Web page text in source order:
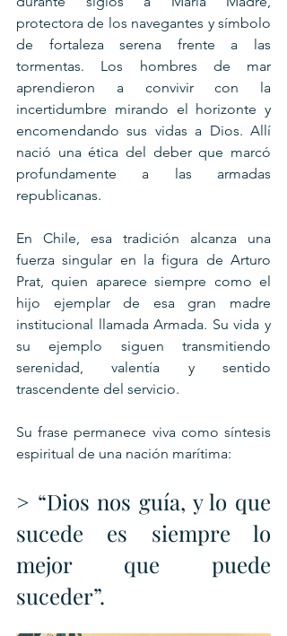
protectora de los navegantes y símbolo
de fortaleza serena frente a las
tormentas. Los hombres de mar
aprendieron a convivir con la
incertidumbre mirando el horizonte y
encomendando sus vidas a Dios. Allí
nació una ética del deber que marcó
profundamente a las armadas
republicanas.
En Chile, esa tradición alcanza una
fuerza singular en la figura de Arturo
Prat, quien aparece siempre como el
hijo ejemplar de esa gran madre
institucional llamada Armada. Su vida y
su ejemplo siguen transmitiendo
serenidad, valentía y sentido
trascendente del servicio.
Su frase permanece viva como síntesis
espiritual de una nación marítima:
> “Dios nos guía, y lo que
sucede es siempre lo
mejor que puede
suceder”.